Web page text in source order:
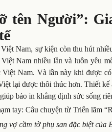
tên Người”:
Nam, sự kiện còn thu hút
Nam nhiều lần và luôn yêu
Việt Nam. Và lần này khi được
lại được thôi thúc hơn. Thiết kế
báo in khẳng định sức sống
vợ cầm tờ phụ san đặc biệt